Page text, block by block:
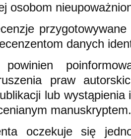
osobom
danych
praw
lub
manuskryptem.
oczekuje się